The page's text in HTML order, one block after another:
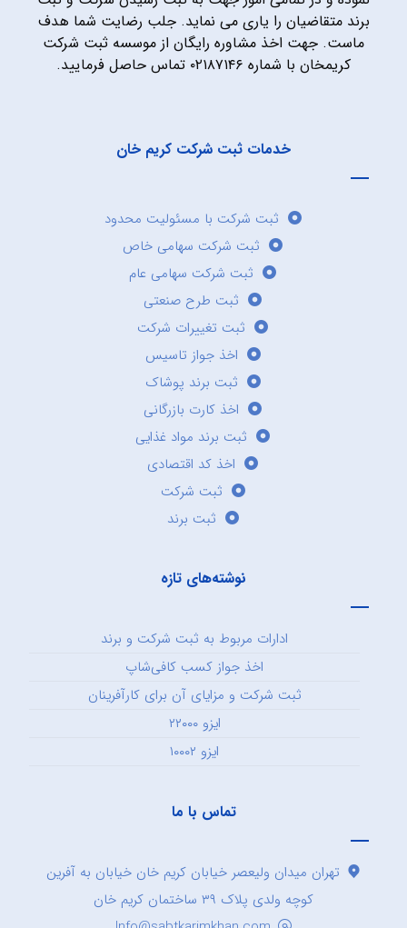
برند متقاضیان را یاری می نماید. جلب رضایت شما هدف
ماست. جهت اخذ مشاوره رایگان از موسسه ثبت شرکت
کریمخان با شماره ۰۲۱۸۷۱۴۶ تماس حاصل فرمایید.
خدمات ثبت شرکت کریم خان
ثبت شرکت با مسئولیت محدود
ثبت شرکت سهامی خاص
ثبت شرکت سهامی عام
ثبت طرح صنعتی
ثبت تغییرات شرکت
اخذ جواز تاسیس
ثبت برند پوشاک
اخذ کارت بازرگانی
ثبت برند مواد غذایی
اخذ کد اقتصادی
ثبت شرکت
ثبت برند
نوشته‌های تازه
ادارات مربوط به ثبت شرکت و برند
اخذ جواز کسب کافی‌شاپ
ثبت شرکت و مزایای آن برای کارآفرینان
ایزو ۲۲۰۰۰
ایزو ۱۰۰۰۲
تماس با ما
تهران میدان ولیعصر خیابان کریم خان خیابان به آفرین
کوچه ولدی پلاک ۳۹ ساختمان کریم خان